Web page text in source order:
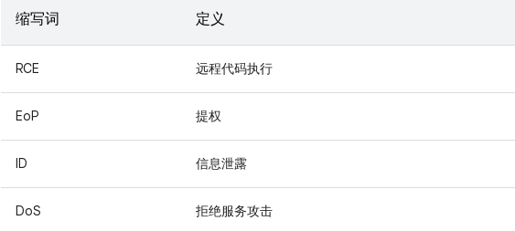
缩写词 定义
RCE 远程代码执行
EoP 提权
ID 信息泄露
DoS 拒绝服务攻击